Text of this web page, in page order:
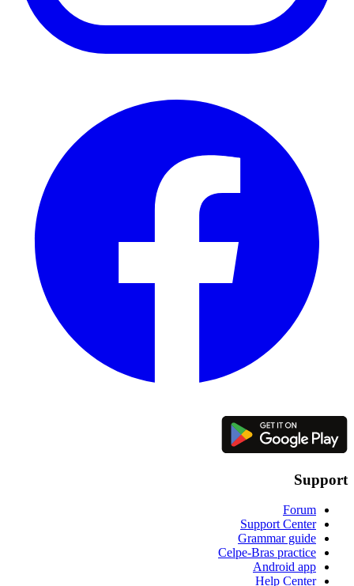
Support
Forum
Support Center
Grammar guide
Celpe-Bras practice
Android app
Help Center